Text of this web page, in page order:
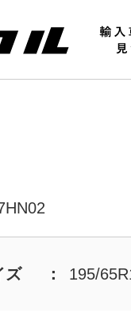
ズ 195/